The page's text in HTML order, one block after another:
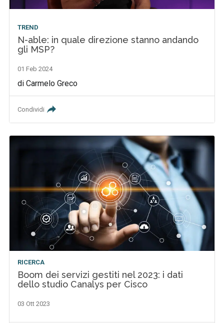
TREND
N-able: in quale direzione stanno andando
gli MSP?
01 Feb 2024
di Carmelo Greco
Condividi
RICERCA
Boom dei servizi gestiti nel 2023: i dati
dello studio Canalys per Cisco
03 Ott 2023